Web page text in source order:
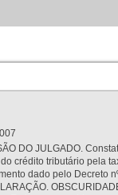
DO JULGADO.
crédito tributário pela
dado pelo Decreto